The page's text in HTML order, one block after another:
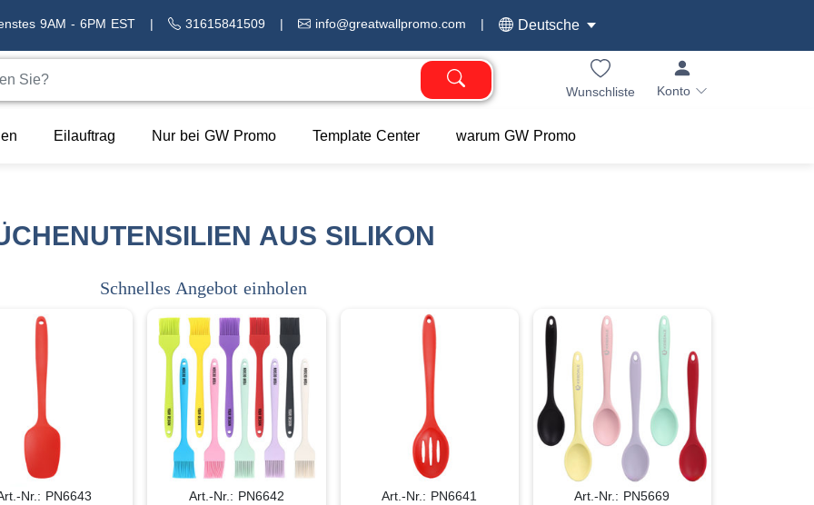
9AM - 6PM EST | 31615841509 | info@greatwallpromo.com | Deutsche
Wunschliste Konto
Eilauftrag Nur bei GW Promo Template Center warum GW Promo
AUS SILIKON
Schnelles Angebot einholen
Nr.: PN6643 Art.-Nr.: PN6642 Art.-Nr.: PN6641 Art.-Nr.: PN5669